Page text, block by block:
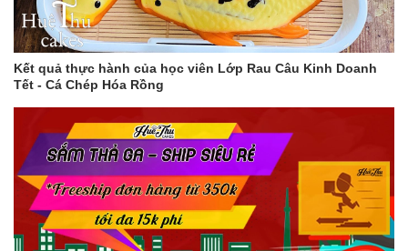
Kết quả thực hành của học viên Lớp Rau Câu Kinh Doanh
Tết - Cá Chép Hóa Rồng